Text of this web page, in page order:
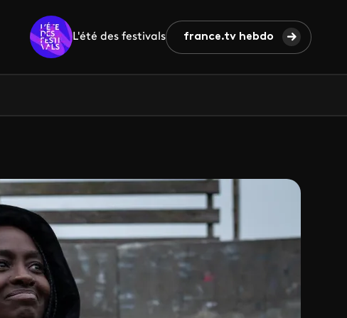
L'été des festivals france.tv hebdo